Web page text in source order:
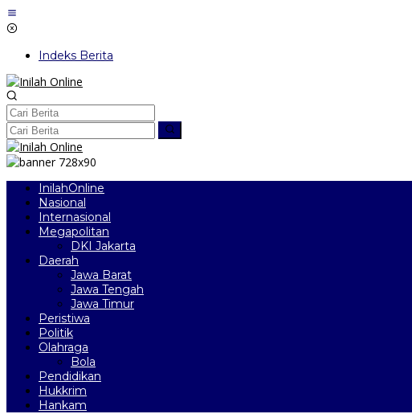
Lewati
ke
Indeks Berita
InilahOnline
Nasional
Internasional
Megapolitan
DKI Jakarta
Daerah
Jawa Barat
Jawa Tengah
Jawa Timur
Peristiwa
Politik
Olahraga
Bola
Pendidikan
Hukkrim
Hankam